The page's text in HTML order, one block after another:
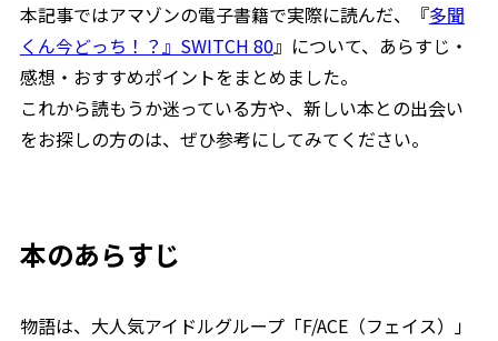
本記事ではアマゾンの電子書籍で実際に読んだ、『多聞
くん今どっち！？』SWITCH 80』について、あらすじ・
感想・おすすめポイントをまとめました。
これから読もうか迷っている方や、新しい本との出会い
をお探しの方のは、ぜひ参考にしてみてください。
本のあらすじ
物語は、大人気アイドルグループ「F/ACE（フェイス）」